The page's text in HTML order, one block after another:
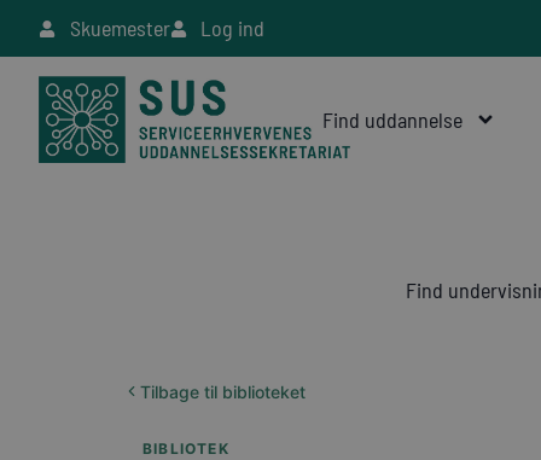
Skuemester Log ind
Find uddannelse
Find
Tilbage til biblioteket
BIBLIOTEK